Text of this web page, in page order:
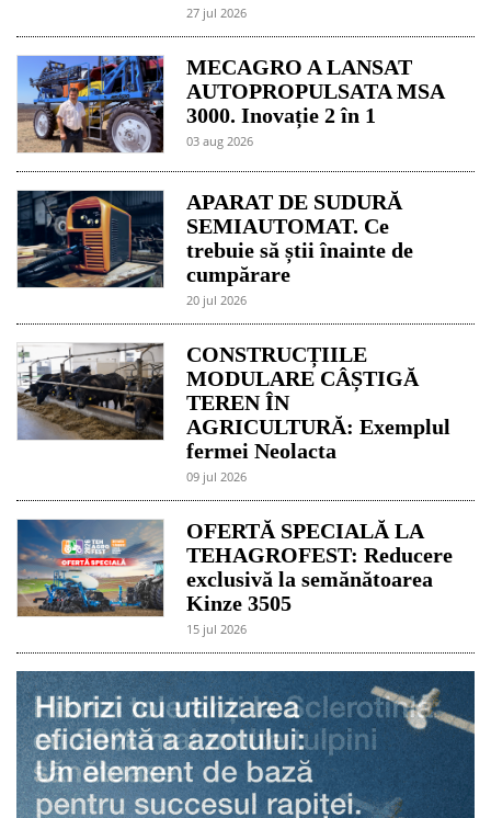
27 jul 2026
MECAGRO A LANSAT
AUTOPROPULSATA MSA
3000. Inovație 2 în 1
03 aug 2026
APARAT DE SUDURĂ
SEMIAUTOMAT. Ce
trebuie să știi înainte de
cumpărare
20 jul 2026
CONSTRUCȚIILE
MODULARE CÂȘTIGĂ
TEREN ÎN
AGRICULTURĂ: Exemplul
fermei Neolacta
09 jul 2026
OFERTĂ SPECIALĂ LA
TEHAGROFEST: Reducere
exclusivă la semănătoarea
Kinze 3505
15 jul 2026